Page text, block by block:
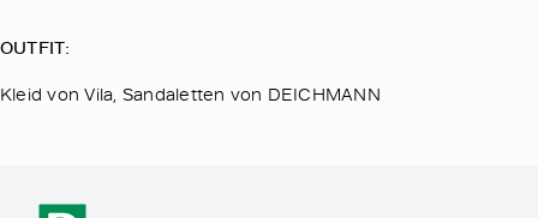
OUTFIT:
Kleid von Vila, Sandaletten von DEICHMANN